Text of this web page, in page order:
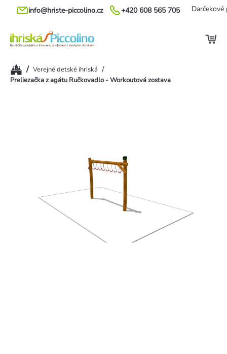
Prejsť
+420 608 565 705
info@hriste-piccolino.cz Darčekové
Domov
/ Verejné detské ihriská /
Preliezačka z agátu Ručkovadlo - Workoutová zostava